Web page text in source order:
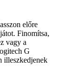
előre
Finomítsa,
vagy a
G
illeszkedjenek